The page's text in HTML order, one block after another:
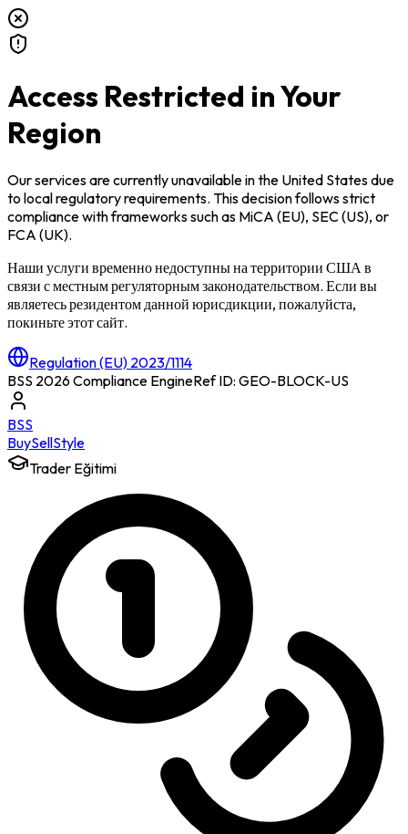
Access Restricted in Your
Region
Our services are currently unavailable inthe United Statesdue
to local regulatory requirements. This decision follows strict
compliance with frameworks such as MiCA (EU), SEC (US), or
FCA (UK).
Наши услуги временно недоступны на территории США в
связи с местным регуляторным законодательством. Если вы
являетесь резидентом данной юрисдикции, пожалуйста,
покиньте этот сайт.
Regulation (EU) 2023/1114
BSS 2026 Compliance EngineRef ID: GEO-BLOCK-US
BSS
BuySellStyle
Trader Eğitimi